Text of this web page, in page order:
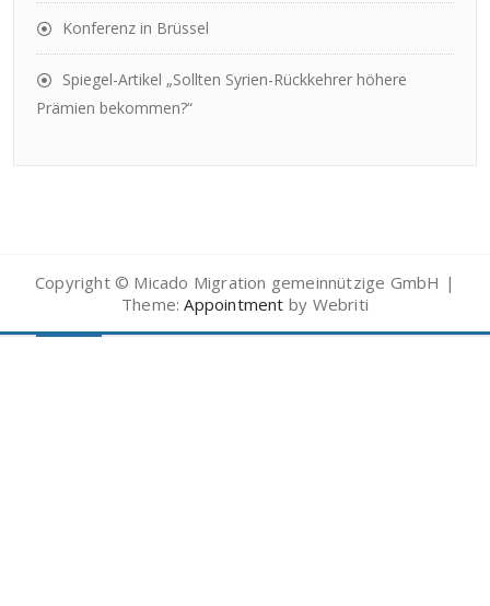
Konferenz in Brüssel
Spiegel-Artikel „Sollten Syrien-Rückkehrer höhere
Prämien bekommen?“
Copyright © Micado Migration gemeinnützige GmbH |
Theme: Appointment by Webriti